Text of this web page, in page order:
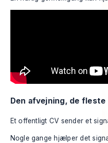
Den afvejning, de
Et offentligt CV sender et
Nogle gange hjælper det